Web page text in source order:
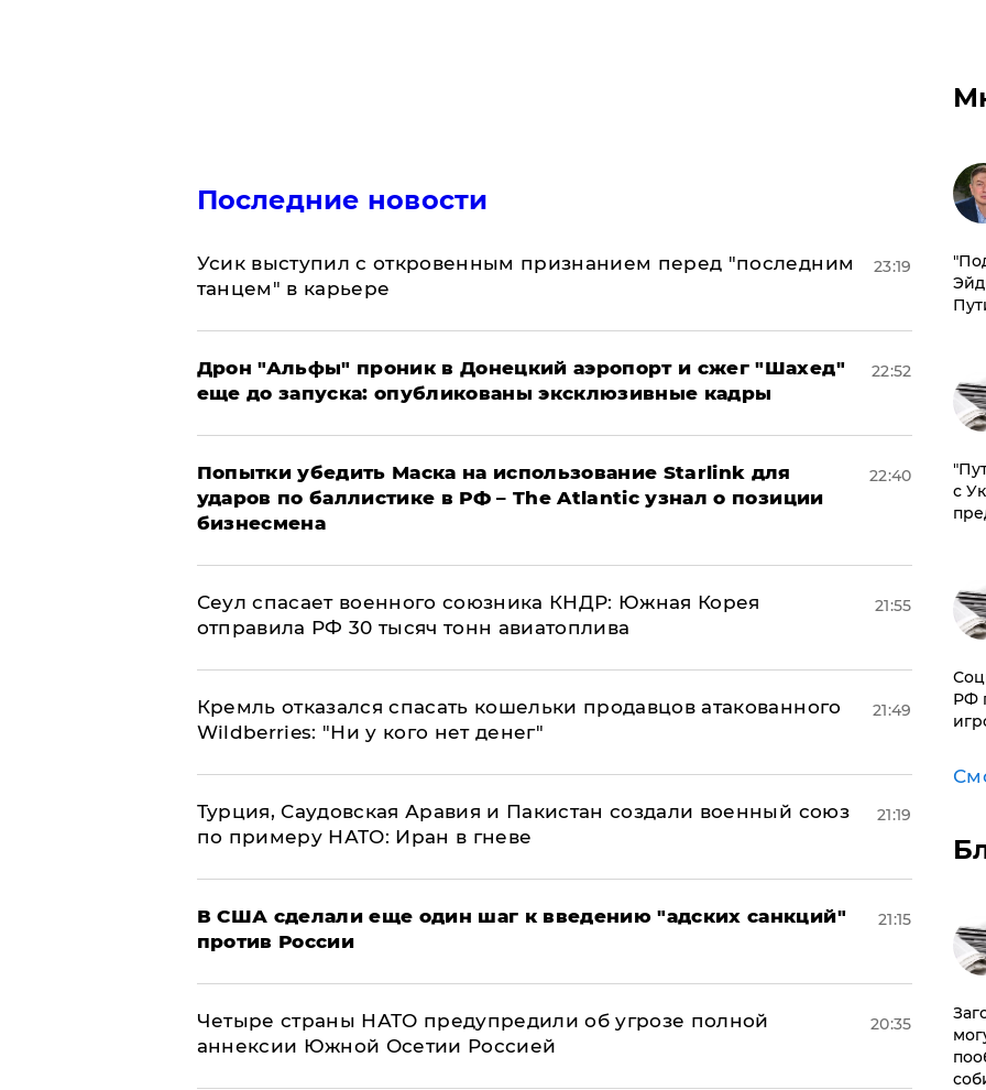
Последние новости
Усик выступил с откровенным признанием перед "последним
танцем" в карьере
23:19
Дрон "Альфы" проник в Донецкий аэропорт и сжег "Шахед"
еще до запуска: опубликованы эксклюзивные кадры
22:52
Попытки убедить Маска на использование Starlink для
ударов по баллистике в РФ – The Atlantic узнал о позиции
бизнесмена
22:40
​Сеул спасает военного союзника КНДР: Южная Корея
отправила РФ 30 тысяч тонн авиатоплива
21:55
Кремль отказался спасать кошельки продавцов атакованного
Wildberries: "Ни у кого нет денег"
21:49
Турция, Саудовская Аравия и Пакистан создали военный союз
по примеру НАТО: Иран в гневе
21:19
В США сделали еще один шаг к введению "адских санкций"
против России
21:15
Четыре страны НАТО предупредили об угрозе полной
аннексии Южной Осетии Россией
20:35
с
РФ